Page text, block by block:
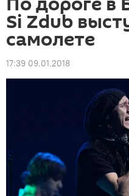
Si Zdub
самолете
17:39 09.01.2018